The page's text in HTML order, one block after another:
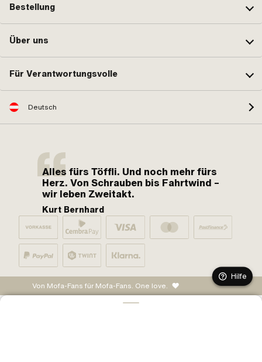
Bestellung
Über uns
Für Verantwortungsvolle
Deutsch
Alles fürs Töffli. Und noch mehr fürs
Herz. Von Schrauben bis Fahrtwind –
wir leben Zweitakt.
Kurt Bernhard
Von Mofa-Fans für Mofa-Fans. One love.
Hilfe